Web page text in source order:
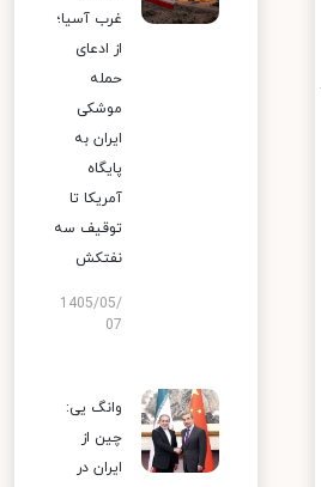
غرب آسیا؛
از ادعای
حمله
موشکی
ایران به
پایگاه
آمریکا تا
توقیف سه
نفتکش
1405/05/
07
وانگ یی:
چین از
ایران در